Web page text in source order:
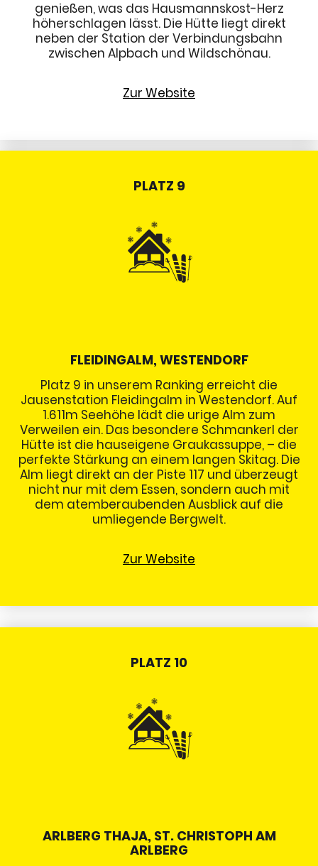
genießen, was das Hausmannskost-Herz
höherschlagen lässt. Die Hütte liegt direkt
neben der Station der Verbindungsbahn
zwischen Alpbach und Wildschönau.
Zur Website
PLATZ 9
FLEIDINGALM, WESTENDORF
Platz 9 in unserem Ranking erreicht die
Jausenstation Fleidingalm in Westendorf. Auf
1.611m Seehöhe lädt die urige Alm zum
Verweilen ein. Das besondere Schmankerl der
Hütte ist die hauseigene Graukassuppe, – die
perfekte Stärkung an einem langen Skitag. Die
Alm liegt direkt an der Piste 117 und überzeugt
nicht nur mit dem Essen, sondern auch mit
dem atemberaubenden Ausblick auf die
umliegende Bergwelt.
Zur Website
PLATZ 10
ARLBERG THAJA, ST. CHRISTOPH AM
ARLBERG